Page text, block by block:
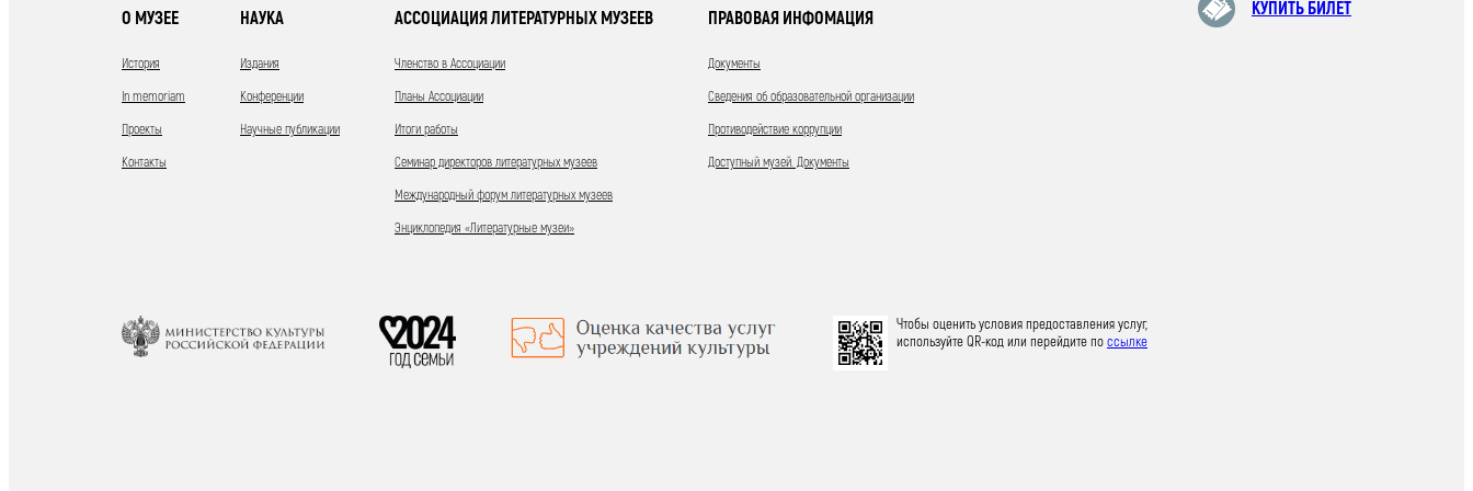
О МУЗЕЕ
История
In memoriam
Проекты
Контакты
НАУКА
Издания
Конференции
Научные публикации
АССОЦИАЦИЯ ЛИТЕРАТУРНЫХ МУЗЕЕВ
Членство в Ассоциации
Планы Ассоциации
Итоги работы
Семинар директоров литературных музеев
Международный форум литературных музеев
Энциклопедия «Литературные музеи»
ПРАВОВАЯ ИНФОМАЦИЯ
Документы
Сведения об образовательной организации
Противодействие коррупции
Доступный музей. Документы
КУПИТЬ БИЛЕТ
Чтобы оценить условия предоставления услуг,
используйте QR-код или перейдите поссылке